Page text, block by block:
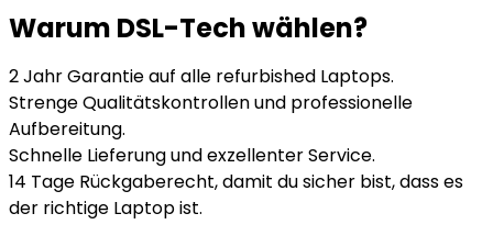
Warum DSL-Tech wählen?
2 Jahr Garantie auf alle refurbished Laptops.
Strenge Qualitätskontrollen und professionelle
Aufbereitung.
Schnelle Lieferung und exzellenter Service.
14 Tage Rückgaberecht, damit du sicher bist, dass es
der richtige Laptop ist.